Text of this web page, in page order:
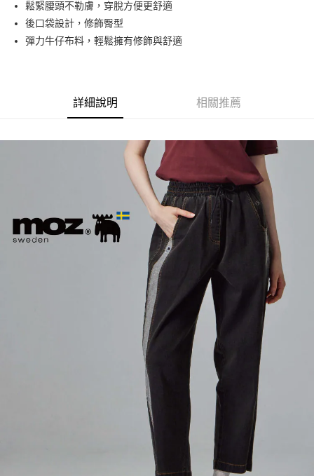
1.本服務由台灣大哥大提供，台灣大哥大用戶可立即使用無須另外申請。
2.付款方式選擇「大哥付你分期」，訂單成立後會自動跳轉到大哥付的交易
流程，驗證手機門號後，選擇欲分期的期數、繳款截止日，確認付款後即完
成交易。
【繳款方式說明】
1.分期款項不併入電信帳單，「大哥付你分期」於每月結算日後寄送繳費提
2.透過簡訊連結打開帳單後，可選擇「超商條碼／台灣大直營門市／銀行轉
帳／街口支付／iPASS MONEY」等通路繳費。
1.本服務係由「台灣大哥大股份有限公司」（以下簡稱本公司）所提供，讓
用戶於交易時，得透過本服務購買商品或服務，並由商店將買賣／分期付款
買賣價金債權讓與本公司後，依約使用本公司帳單繳交帳款。
2.基於同意付款使用「大哥付你分期」之契約關係目的，商店將以您的個人
資料（包含姓名、電話或地址）提供予台灣大哥大進項蒐集、處理及利用，
由本公司與您本人進行分期帳單所需資料之確認、核對及更正。
3.完整用戶服務條款，請詳閱以下連結：
相關說明
【關於「AFTEE先享後付」】
AFTEE先享後付是「在收到商品之後才付款」的支付方式。 讓您購物簡單
３．安心：先確認商品／服務後，再付款。
結帳頁面，進行簡訊認證並確認金額後，即可完成結帳。
２．訂單成立數日內，您將收到繳費通知簡訊。
３．收到繳費通知簡訊後14天內，點擊此簡訊中的連結，可透過四大超商／
ATM／網路銀行／等多元方式進行付款，方視為交易完成。
※ 請注意：結帳手續完成當下不需立刻繳費，但若您需要取消訂單，請聯絡
購買商品的店家。未經商家同意取消之訂單仍視為有效，需透過AFTEE先享
後付繳納相關費用。
※ 交易是否成功請以「AFTEE先享後付 」之結帳頁面顯示為準，若有關於
是否繳費成功／繳費後需取消欲退款等相關疑問，請聯繫「AFTEE先享後付
https://netprotections.freshdesk.com/support/home
１．透過由恩沛科技股份有限公司提供之「AFTEE先享後付」服務完成之交
易，需依本服務之必要範圍內提供個人資料，並將交易相關給付款項請求債
２．關於個人資料處理事宜，請瀏覽以下網址：
３．未成年的使用者請事先徵得法定代理人或監護人之同意方可使用
「AFTEE先享後付」，若未經同意申辦者引起之損失，本公司不負相關責
４．使用「AFTEE先享後付」時，將依據個別帳號之用戶狀況，依本公司即
時審查核予不同之上限額度；若仍有額度不足之情形，本公司將視審查結果
５．嚴禁一人註冊多個帳號或使用他人資訊註冊。若發現惡意使用之情形，
恩沛科技股份有限公司將有權停止該用戶之使用額度並採取法律行動。
ATM付款
付款後全家取貨
每筆NT$70，滿NT$899(含以上)免運費
每筆NT$70，滿NT$899(含以上)免運費
每筆NT$100，滿NT$1,000(含以上)免運費
京站台北店客服中心(1F星巴克旁) 即日起不提供京站紙袋，取件時
請自備購物袋，若需購買紙袋可現場詢問
鬆緊腰頭不勒膚，穿脫方便更舒適
後口袋設計，修飾臀型
彈力牛仔布料，輕鬆擁有修飾與舒適
詳細說明 相關推薦